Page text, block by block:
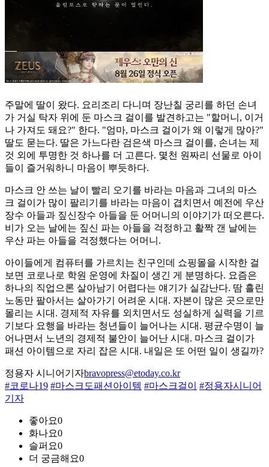
주말에 딸이 왔다. 요리조리 다니며 장난칠 궁리를 하던 손녀
가 거실 탁자 위에 둔 마스크 걸이를 발견하고는 "할머니, 이거
나 가져도 돼요?" 한다. "엄마, 마스크 걸이가 왜 이렇게 많아?"
딸도 묻는다. 딸은 가느다란 검은색 마스크 걸이를, 손녀는 제
것 외에 투명한 것 하나를 더 고른다. 몇천 원짜리 선물로 아이
들이 즐거워하니 마음이 뿌듯하다.
마스크 안 쓰는 날이 빨리 오기를 바라는 마음과 그녀의 마스
크 걸이가 많이 팔리기를 바라는 마음이 겹치면서 예전에 우산
장수 아들과 짚신장수 아들을 둔 어머니의 이야기가 떠오른다.
비가 오는 날에는 짚신 파는 아들을 걱정하고 활짝 갠 날에는
우산 파는 아들을 걱정했다는 어머니.
아이들에게 컴퓨터를 가르치는 친구인데 쇼핑몰을 시작한 걸
보면 코로나로 학원 운영에 차질이 생긴 게 분명하다. 요즘은
하나의 직업으론 살아남기 어렵다는 얘기가 실감난다. 땀 흘린
노동만 팔아서는 살아가기 어려운 시대. 자본이 많은 곳으로만
몰리는 시대. 경제적 자유를 외치면서도 성실하게 실력을 기르
기보다 요행을 바라는 청년들이 늘어나는 시대. 평균수명이 늘
어나면서 노년의 경제적 불안이 늘어난 시대. 마스크 걸이가
패션 아이템으로 자리 잡은 시대. 내일은 또 어떤 일이 생길까?
정용자 시니어기자bravopress@etoday.co.kr
#코로나19 #마스크도패션아이템 #마스크걸이
#정용자시니어
기자
좋아요0
화나요0
슬퍼요0
더 궁금해요0